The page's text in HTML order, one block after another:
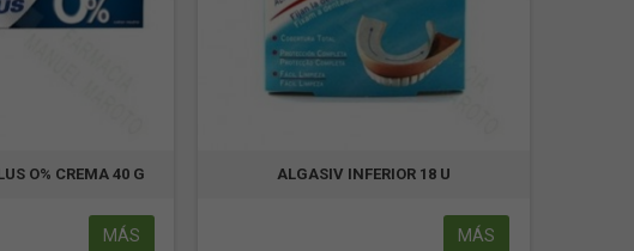
O% CREMA 40 G
MÁS
ALGASIV INFERIOR 18 U
MÁS